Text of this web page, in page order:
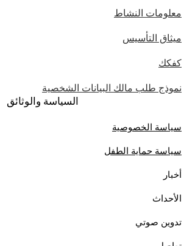
معلومات النشاط
ميثاق التأسيس
كفكك
نموذج طلب مالك البيانات الشخصية
السياسة والوثائق
سياسة الخصوصية
سياسة حماية الطفل
أخبار
الأحداث
تدوين صوتي